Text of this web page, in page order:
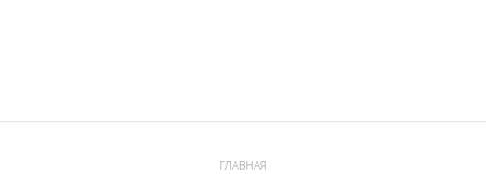
ГЛАВНАЯ